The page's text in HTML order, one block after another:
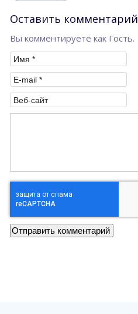
Оставить комментарий
Вы комментируете как Гость.